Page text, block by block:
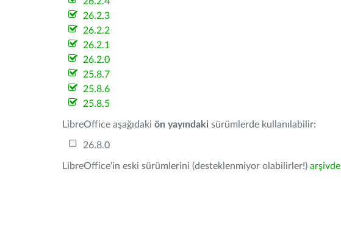
26.2.3
26.2.2
26.2.1
26.2.0
25.8.7
25.8.6
25.8.5
LibreOffice aşağıdaki ön yayındaki sürümlerde kullanılabilir:
26.8.0
LibreOffice'in eski sürümlerini (desteklenmiyor olabilirler!) arşivde